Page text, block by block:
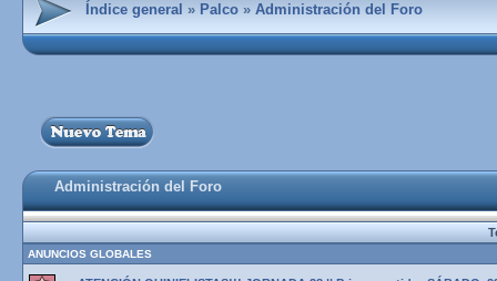
Índice general » Palco » Administración del Foro
Administración del Foro
ANUNCIOS GLOBALES